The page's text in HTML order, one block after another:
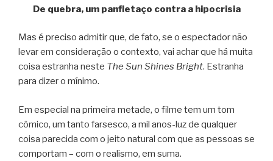
De quebra, um panfletaço contra a hipocrisia
Mas é preciso admitir que, de fato, se o espectador não
levar em consideração o contexto, vai achar que há muita
coisa estranha neste The Sun Shines Bright. Estranha
para dizer o mínimo.
Em especial na primeira metade, o filme tem um tom
cômico, um tanto farsesco, a mil anos-luz de qualquer
coisa parecida com o jeito natural com que as pessoas se
comportam – com o realismo, em suma.